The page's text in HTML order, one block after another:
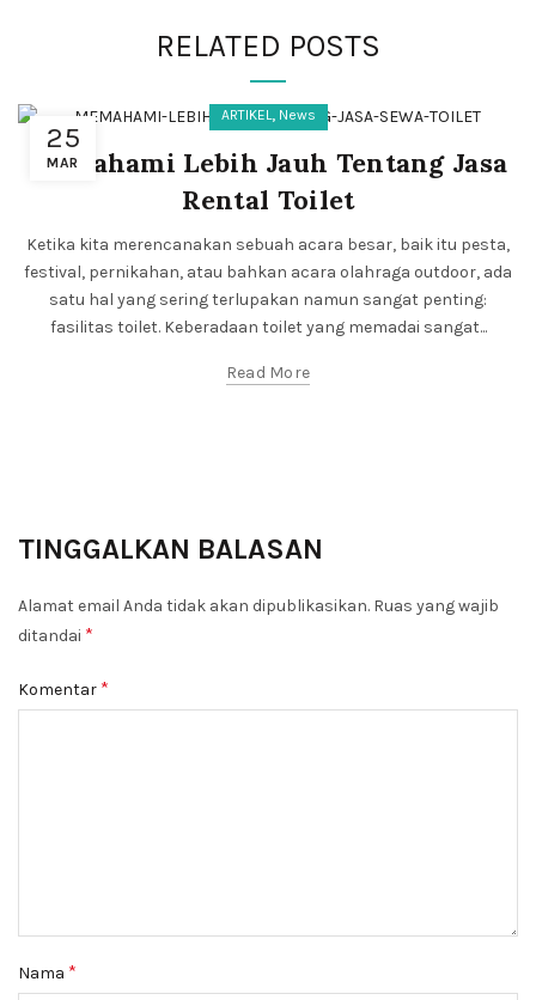
RELATED POSTS
25
MAR
ARTIKEL, News
Memahami Lebih Jauh Tentang Jasa
Rental Toilet
Ketika kita merencanakan sebuah acara besar, baik itu pesta,
festival, pernikahan, atau bahkan acara olahraga outdoor, ada
satu hal yang sering terlupakan namun sangat penting:
fasilitas toilet. Keberadaan toilet yang memadai sangat...
Read More
TINGGALKAN BALASAN
Alamat email Anda tidak akan dipublikasikan. Ruas yang wajib
ditandai *
Komentar *
Nama *